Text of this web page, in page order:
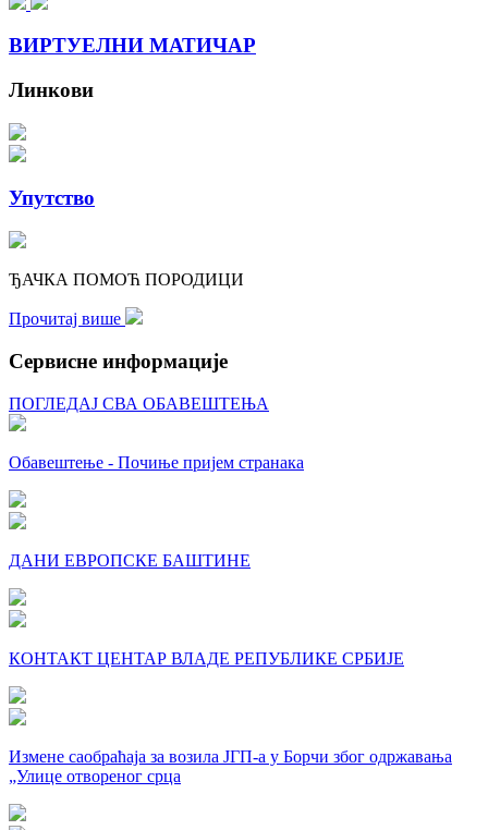
ВИРТУЕЛНИ МАТИЧАР
Линкови
Упутство
ЂАЧКА ПОМОЋ ПОРОДИЦИ
Прочитај више
Сервисне информације
ПОГЛЕДАЈ СВА ОБАВЕШТЕЊА
Обавештење - Почиње пријем странака
ДАНИ ЕВРОПСКЕ БАШТИНЕ
КОНТАКТ ЦЕНТАР ВЛАДЕ РЕПУБЛИКЕ СРБИЈЕ
Измене саобраћаја за возила ЈГП-а у Борчи због одржавања
„Улице отвореног срца